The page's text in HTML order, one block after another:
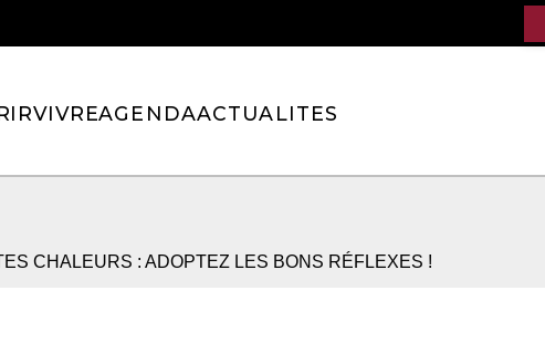
VIVREAGENDAACTUALITES
CHALEURS : ADOPTEZ LES BONS RÉFLEXES !